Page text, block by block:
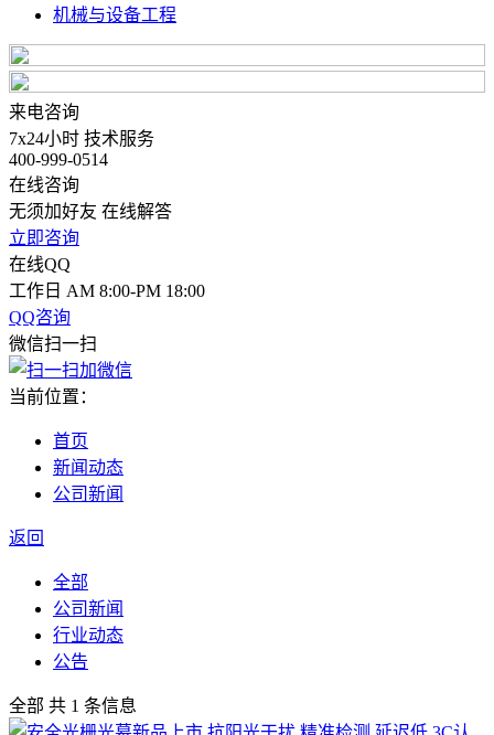
机械与设备工程
来电咨询
7x24小时 技术服务
400-999-0514
在线咨询
无须加好友 在线解答
立即咨询
在线QQ
工作日 AM 8:00-PM 18:00
QQ咨询
微信扫一扫
当前位置：
首页
新闻动态
公司新闻
返回
全部
公司新闻
行业动态
公告
全部 共 1 条信息